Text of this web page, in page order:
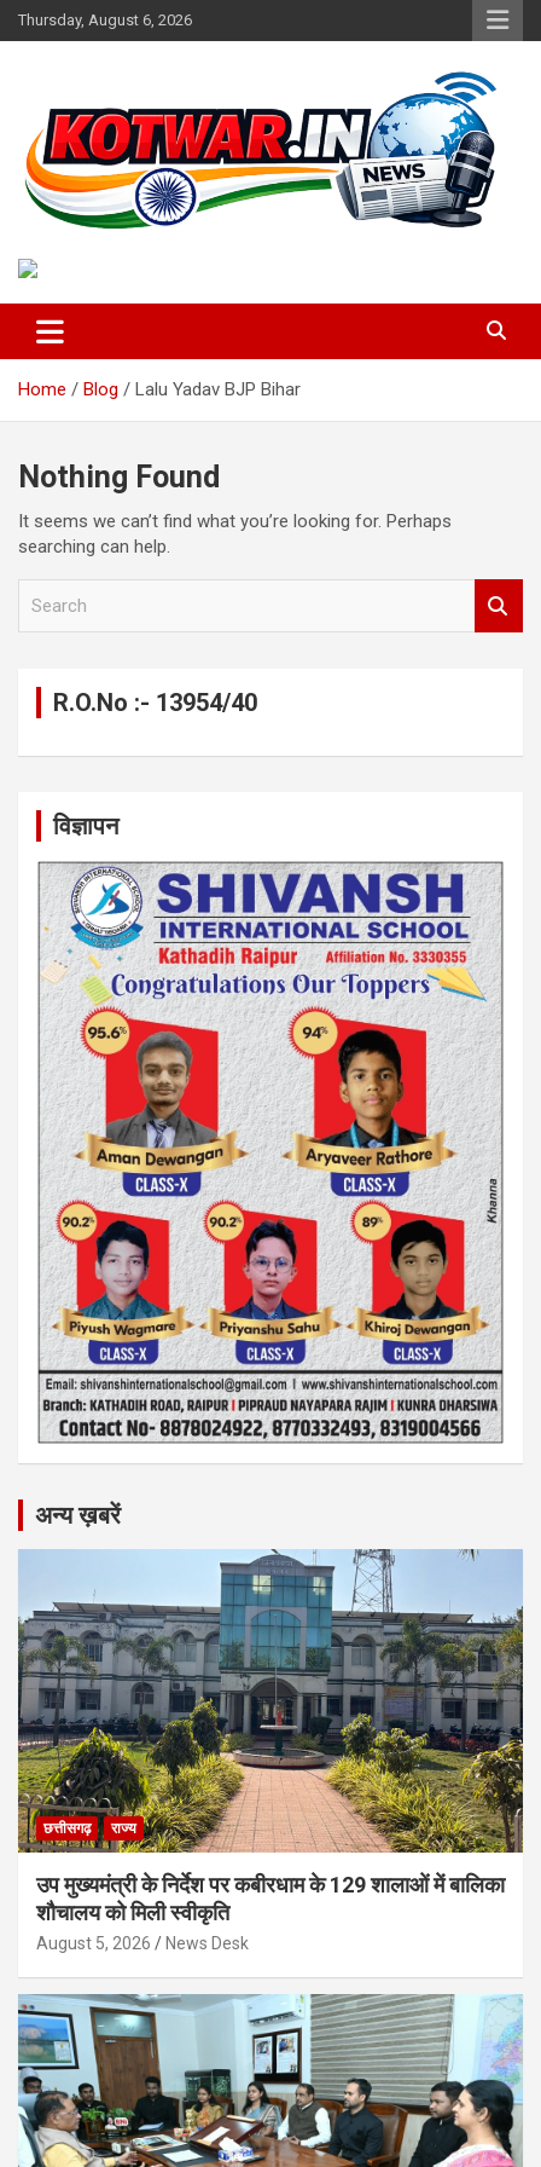
Skip
to
Thursday, August 6, 2026
kotwar.in
Home Blog Lalu Yadav BJP Bihar
Nothing Found
It seems we can’t find what you’re looking for. Perhaps
searching can help.
R.O.No :- 13954/40
विज्ञापन
अन्य ख़बरें
छत्तीसगढ़ राज्य
उप मुख्यमंत्री के निर्देश पर कबीरधाम के 129 शालाओं में बालिका
शौचालय को मिली स्वीकृति
August 5, 2026 News Desk